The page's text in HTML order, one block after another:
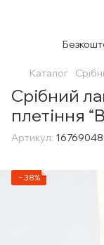
Каталог
Срібний
плетіння
Артикул:
−38%